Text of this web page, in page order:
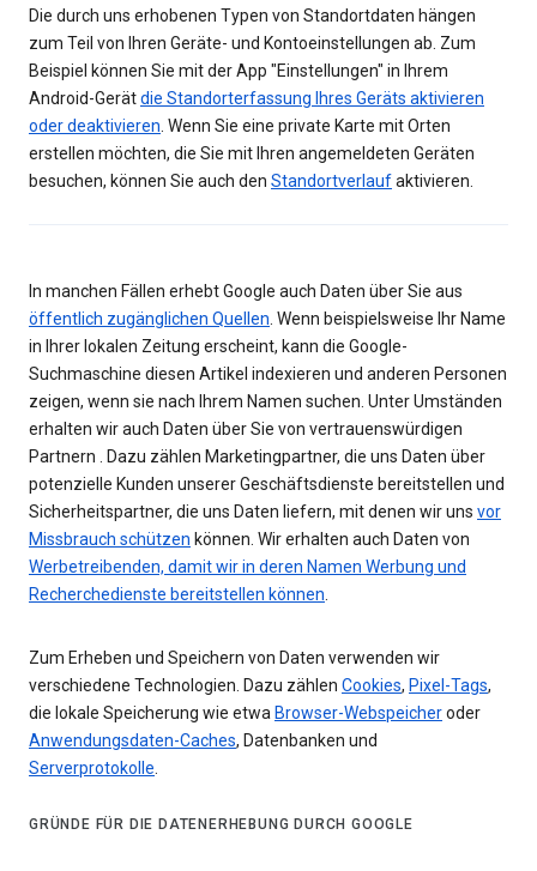
Die durch uns erhobenen Typen von Standortdaten hängen
zum Teil von Ihren Geräte- und Kontoeinstellungen ab. Zum
Beispiel können Sie mit der App "Einstellungen" in Ihrem
Android-Gerätdie Standorterfassung Ihres Geräts aktivieren
oder deaktivieren. Wenn Sie eine private Karte mit Orten
erstellen möchten, die Sie mit Ihren angemeldeten Geräten
besuchen, können Sie auch den Standortverlaufaktivieren.
In manchen Fällen erhebt Google auch Daten über Sie aus
öffentlich zugänglichen Quellen. Wenn beispielsweise Ihr Name
in Ihrer lokalen Zeitung erscheint, kann die Google-
Suchmaschine diesen Artikel indexieren und anderen Personen
zeigen, wenn sie nach Ihrem Namen suchen. Unter Umständen
erhalten wir auch Daten über Sie von vertrauenswürdigen
Partnern . Dazu zählen Marketingpartner, die uns Daten über
potenzielle Kunden unserer Geschäftsdienste bereitstellen und
Sicherheitspartner, die uns Daten liefern, mit denen wir uns vor
Missbrauch schützen können. Wir erhalten auch Daten von
Werbetreibenden, damit wir in deren Namen Werbung und
Recherchedienste bereitstellen können.
Zum Erheben und Speichern von Daten verwenden wir
verschiedene Technologien. Dazu zählen Cookies, Pixel-Tags,
die lokale Speicherung wie etwa Browser-Webspeicheroder
Anwendungsdaten-Caches, Datenbanken und
Serverprotokolle.
GRÜNDE FÜR DIE DATENERHEBUNG DURCH GOOGLE